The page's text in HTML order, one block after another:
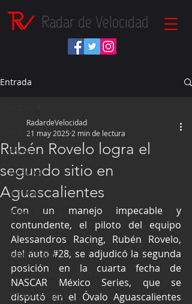
Radar de Velocidad
Entrada
Inicio
Fórmula 1
NASCAR
IndyCar
Autos Turismo
Fórmula E
Súper Copa
Industria Automotriz
Fórmula 4 (F4)
Rubén Rovelo logra el
segundo sitio en
Aguascalientes
RadardeVelocidad
21 may 2025 2 min de lectura
Con un manejo impecable y
contundente, el piloto del equipo
Alessandros Racing, Rubén Rovelo,
del auto #28, se adjudicó la segunda
posición en la cuarta fecha de
NASCAR México Series, que se
disputó en el Óvalo Aguascalientes